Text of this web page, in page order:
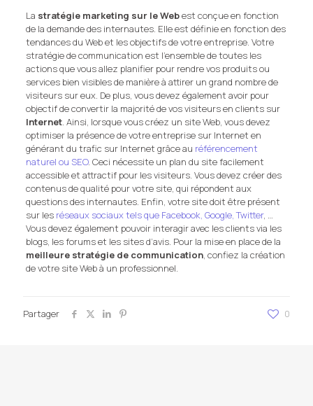
La stratégie marketing sur le Webest conçue en fonction
de la demande des internautes. Elle est définie en fonction des
tendances du Web et les objectifs de votre entreprise. Votre
stratégie de communication est l’ensemble de toutes les
actions que vous allez planifier pour rendre vos produits ou
services bien visibles de manière à attirer un grand nombre de
visiteurs sur eux. De plus, vous devez également avoir pour
objectif de convertir la majorité de vos visiteurs en clients sur
Internet. Ainsi, lorsque vous créez un site Web, vous devez
optimiser la présence de votre entreprise sur Internet en
générant du trafic sur Internet grâce au référencement
naturel ou SEO. Ceci nécessite un plan du site facilement
accessible et attractif pour les visiteurs. Vous devez créer des
contenus de qualité pour votre site, qui répondent aux
questions des internautes. Enfin, votre site doit être présent
sur les réseaux sociaux tels que Facebook, Google, Twitter, …
Vous devez également pouvoir interagir avec les clients via les
blogs, les forums et les sites d’avis. Pour la mise en place de la
meilleure stratégie de communication, confiez la création
de votre site Web à un professionnel.
Partager 0